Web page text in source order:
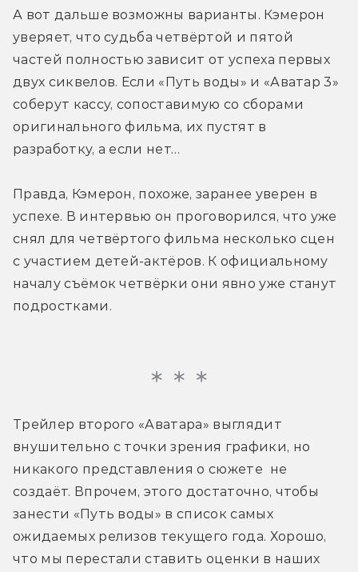
А вот дальше возможны варианты. Кэмерон
уверяет, что судьба четвёртой и пятой
частей полностью зависит от успеха первых
двух сиквелов. Если «Путь воды» и «Аватар 3»
соберут кассу, сопоставимую со сборами
оригинального фильма, их пустят в
разработку, а если нет…
Правда, Кэмерон, похоже, заранее уверен в
успехе. В интервью он проговорился, что уже
снял для четвёртого фильма несколько сцен
с участием детей-актёров. К официальному
началу съёмок четвёрки они явно уже станут
подростками.
Трейлер второго «Аватара» выглядит
внушительно с точки зрения графики, но
никакого представления о сюжете  не
создаёт. Впрочем, этого достаточно, чтобы
занести «Путь воды» в список самых
ожидаемых релизов текущего года. Хорошо,
что мы перестали ставить оценки в наших